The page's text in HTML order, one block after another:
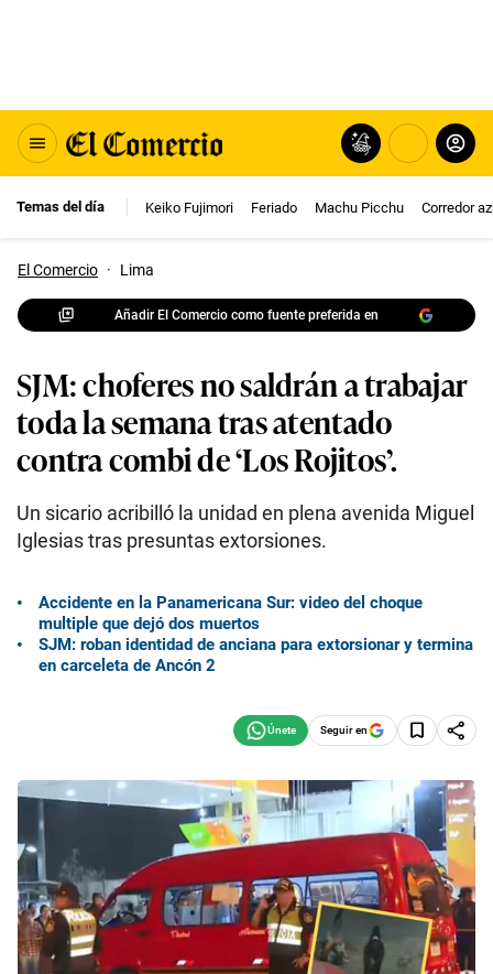
Temas del día Keiko Fujimori Feriado Machu Picchu Corredor
El Comercio · Lima
Añadir El Comercio como fuente preferida en
SJM: choferes no saldrán a trabajar
toda la semana tras atentado
contra combi de ‘Los Rojitos’.
Un sicario acribilló la unidad en plena avenida Miguel
Iglesias tras presuntas extorsiones.
Accidente en la Panamericana Sur: video del choque
multiple que dejó dos muertos
SJM: roban identidad de anciana para extorsionar y termina
en carceleta de Ancón 2
Seguir en